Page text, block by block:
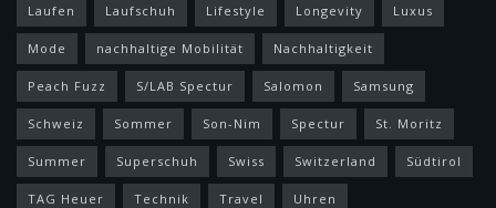
Laufen Laufschuh Lifestyle Longevity Luxus
Mode nachhaltige Mobilität Nachhaltigkeit
Peach Fuzz S/LAB Spectur Salomon Samsung
Schweiz Sommer Son-Nim Spectur St. Moritz
Summer Superschuh Swiss Switzerland Südtirol
TAG Heuer Technik Travel Uhren